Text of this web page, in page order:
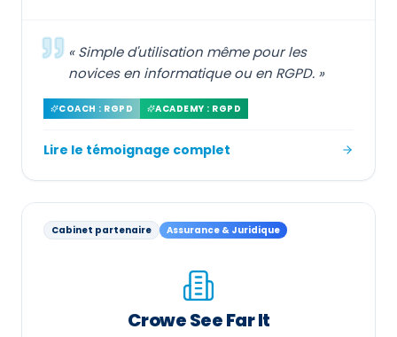
«Simple d'utilisation même pour les
novices en informatique ou en RGPD. »
COACH : RGPD ACADEMY : RGPD
Lire le témoignage complet
Cabinet partenaire Assurance & Juridique
Crowe See Far It